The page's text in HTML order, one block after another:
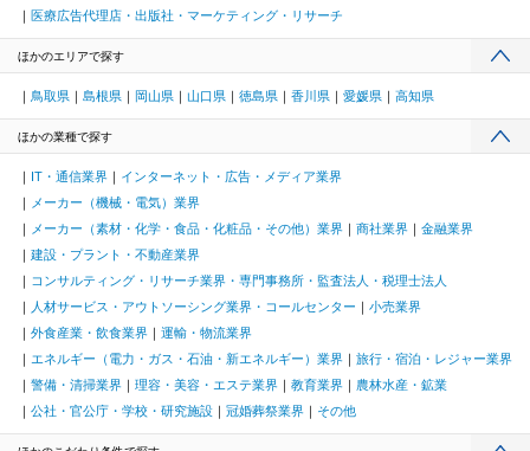
医療広告代理店・出版社・マーケティング・リサーチ
ほかのエリアで探す
鳥取県 島根県 岡山県 山口県 徳島県 香川県 愛媛県 高知県
ほかの業種で探す
IT・通信業界
インターネット・広告・メディア業界
メーカー（機械・電気）業界
メーカー（素材・化学・食品・化粧品・その他）業界
商社業界
金融業界
建設・プラント・不動産業界
コンサルティング・リサーチ業界・専門事務所・監査法人・税理士法人
人材サービス・アウトソーシング業界・コールセンター
小売業界
外食産業・飲食業界
運輸・物流業界
エネルギー（電力・ガス・石油・新エネルギー）業界
旅行・宿泊・レジャー業界
警備・清掃業界
理容・美容・エステ業界 教育業界
農林水産・鉱業
公社・官公庁・学校・研究施設
冠婚葬祭業界 その他